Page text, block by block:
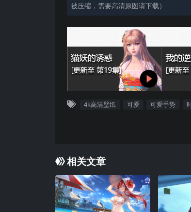
被压缩，需要高清原图请下载）
4k高清壁纸 可爱 可爱手势
相关文章